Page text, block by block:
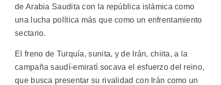
de Arabia Saudita con la república islámica como
una lucha política más que como un enfrentamiento
sectario.
El freno de Turquía, sunita, y de Irán, chiita, a la
campaña saudí-emiratí socava el esfuerzo del reino,
que busca presentar su rivalidad con Irán como un